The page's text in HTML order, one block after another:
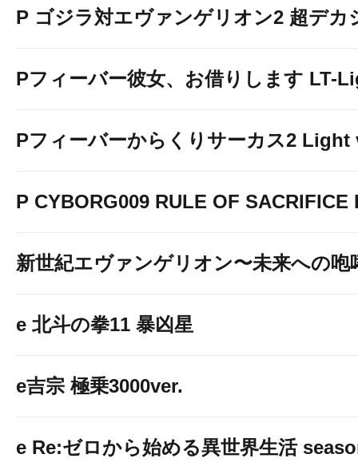
P ゴジラ対エヴァンゲリオン2 超デカ
Pフィーバー彼女、お借りします LT-
Pフィーバーからくりサーカス2 Light
P CYBORG009 RULE OF SACRIFICE
新世紀エヴァンゲリオン〜未来への咆
e 北斗の拳11 暴凶星
e吉宗 極乗3000ver.
e Re:ゼロから始める異世界生活